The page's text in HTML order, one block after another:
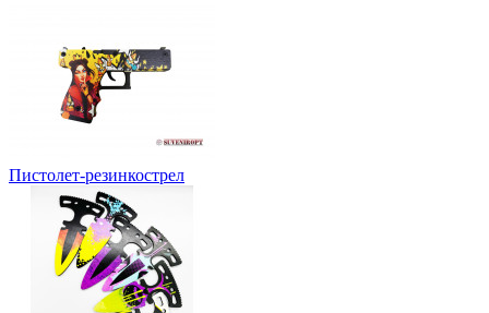
Пистолет-резинкострел